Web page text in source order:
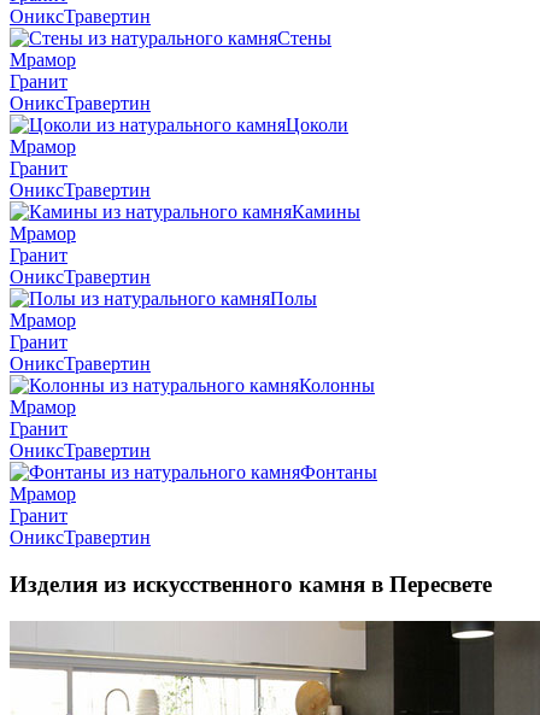
ОниксТравертин
Стены
Мрамор
Гранит
ОниксТравертин
Цоколи
Мрамор
Гранит
ОниксТравертин
Камины
Мрамор
Гранит
ОниксТравертин
Полы
Мрамор
Гранит
ОниксТравертин
Колонны
Мрамор
Гранит
ОниксТравертин
Фонтаны
Мрамор
Гранит
ОниксТравертин
Изделия из искусственного камня в Пересвете